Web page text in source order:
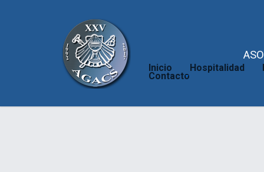
Inicio Hospitalidad
Contacto